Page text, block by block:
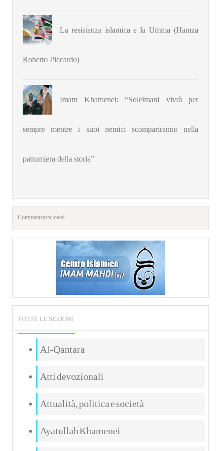
La resistenza islamica e la Umma (Hamza
Roberto Piccardo)
Imam Khamenei: “Soleimani vivrà per
sempre mentre i suoi nemici scompariranno nella
pattumiera della storia”
Comments are closed.
TUTTE LE SEZIONI
Al-Qantara
Atti devozionali
Attualità, politica e società
Ayatullah Khamenei